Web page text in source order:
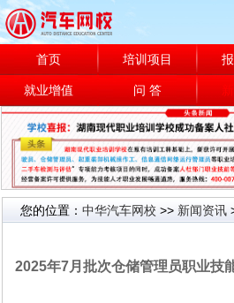
首页 培训项目
就业增值 问 答
您的位置：中华汽车网校 >> 新闻资讯
2025年7月批次仓储管理员职业技